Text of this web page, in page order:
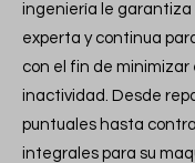
ingeniería le garantiza
experta y continua
con el fin de minimizar
inactividad. Desde
puntuales hasta
integrales para su